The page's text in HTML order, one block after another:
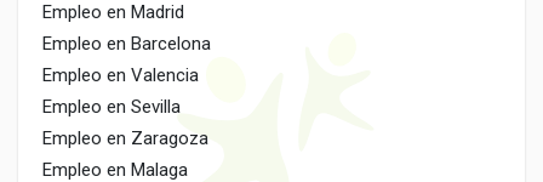
Empleo en Madrid
Empleo en Barcelona
Empleo en Valencia
Empleo en Sevilla
Empleo en Zaragoza
Empleo en Malaga